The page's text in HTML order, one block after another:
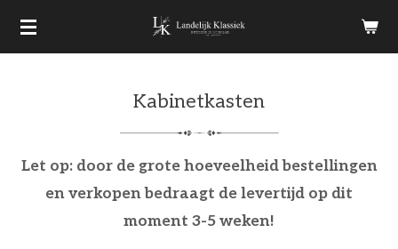
Ga
direct
Kabinetkasten
Let op: door de grote hoeveelheid bestellingen
en verkopen bedraagt de levertijd op dit
moment 3-5 weken!